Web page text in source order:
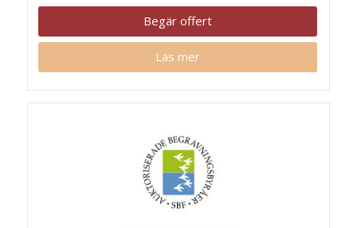
Begär offert
Läs mer